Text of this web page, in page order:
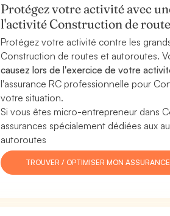
Protégez votre activité avec
l'activité Construction de
Protégez votre activité contre les
Construction de routes et autoroutes.
causez lors de l'exercice de votre
l'assurance RC professionnelle pour
votre situation.
Si vous êtes micro-entrepreneur dans
assurances spécialement dédiées aux
autoroutes
TROUVER / OPTIMISER MON